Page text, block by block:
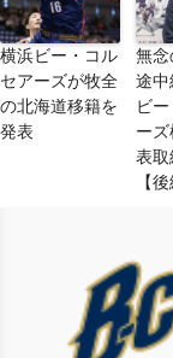
横浜ビー・コル
セアーズが牧全
の北海道移籍を
発表
無念
途中
ビ
ー
表取
【後